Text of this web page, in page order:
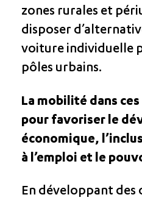
zones rurales et
disposer
voiture individuelle
pôles urbains.
La mobilité dans
pour favoriser le
économique,
à l’emploi et le
En développant des